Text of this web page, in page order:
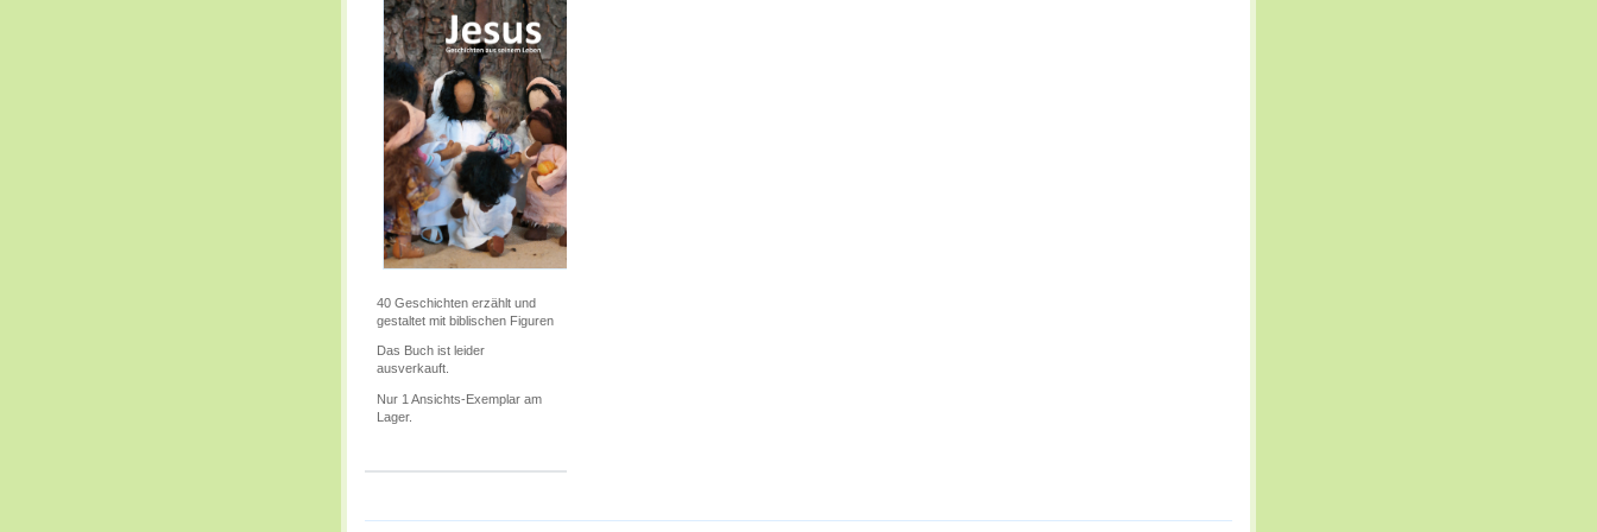
40 Geschichten erzählt und
gestaltet mit biblischen Figuren
Das Buch ist leider
ausverkauft.
Nur 1 Ansichts-Exemplar am
Lager.